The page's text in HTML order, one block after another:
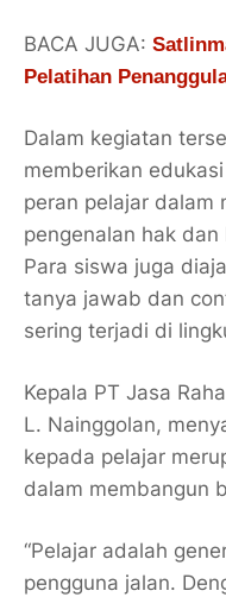
BACA JUGA:
Pelatihan
Dalam kegiatan
memberikan
peran pelajar dalam
pengenalan hak
Para siswa juga
tanya jawab dan
sering terjadi di
Kepala PT Jasa
L. Nainggolan,
kepada pelajar
dalam membangun
“Pelajar adalah
pengguna jalan.